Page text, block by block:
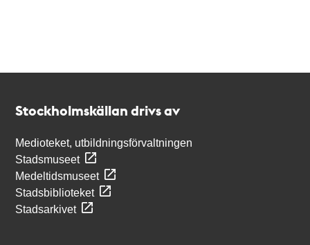
Stockholmskällan drivs av
Medioteket, utbildningsförvaltningen
Stadsmuseet
Medeltidsmuseet
Stadsbiblioteket
Stadsarkivet